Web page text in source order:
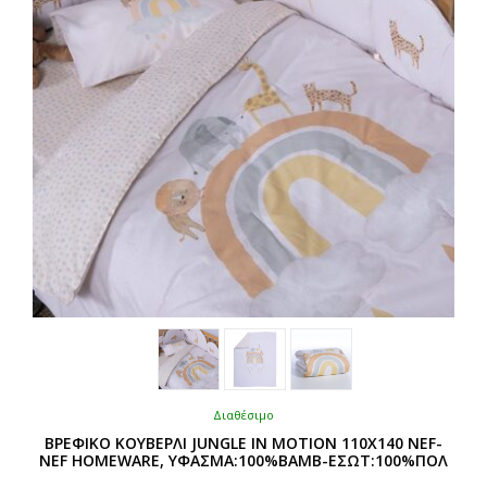
Διαθέσιμο
ΒΡΕΦΙΚΟ ΚΟΥΒΕΡΛΙ JUNGLE IN MOTION 110Χ140 NEF-
NEF HOMEWARE, ΥΦΑΣΜΑ:100%BAMB-ΕΣΩΤ:100%ΠΟΛ